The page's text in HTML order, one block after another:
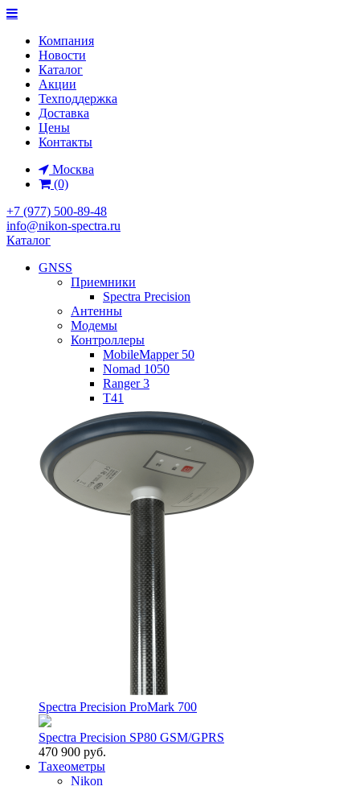
Компания
Новости
Каталог
Акции
Техподдержка
Доставка
Цены
Контакты
Москва
(0)
+7 (977) 500-89-48
info@nikon-spectra.ru
Каталог
GNSS
Приемники
Spectra Precision
Антенны
Модемы
Контроллеры
MobileMapper 50
Nomad 1050
Ranger 3
T41
Spectra Precision ProMark 700
Spectra Precision SP80 GSM/GPRS
470 900 руб.
Тахеометры
Nikon